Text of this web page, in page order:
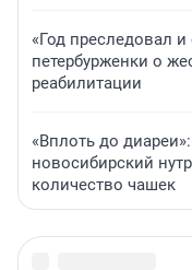
«Год преследовал
петербурженки о
реабилитации
«Вплоть до
новосибирский
количество чашек